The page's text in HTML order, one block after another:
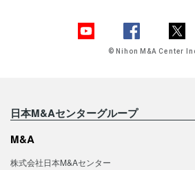
© Nihon M&A Center
日本M&Aセンターグループ
M&A
株式会社日本M&Aセンター